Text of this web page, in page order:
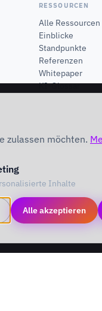
RESSOURCEN
Alle Ressourcen
Einblicke
Standpunkte
Referenzen
Whitepaper
KI-Glossar
Dr. Amadou
zulassen möchten.
Inhalte
Alle akzeptieren